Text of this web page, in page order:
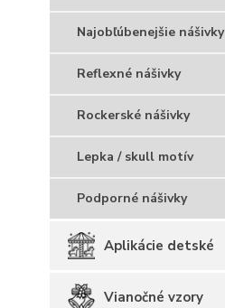
Najobľúbenejšie nášivky
Reflexné nášivky
Rockerské nášivky
Lepka / skull motív
Podporné nášivky
Aplikácie detské
Vianočné vzory